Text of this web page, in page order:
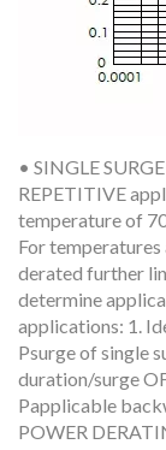
• SINGLE
REPETITIVE
temperature of
For
derated further
determine
applications: 1.
Psurge of single
duration/surge
Papplicable
POWER